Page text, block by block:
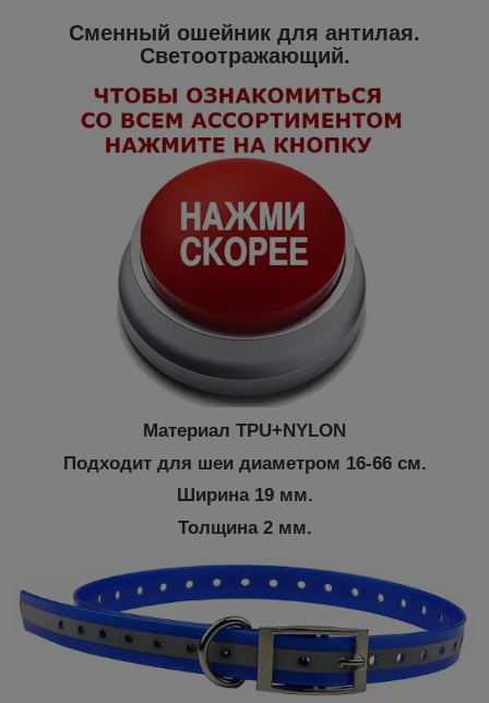
Сменный ошейник для антилая.
Светоотражающий.
Материал TPU+NYLON
Подходит для шеи диаметром 16-66 см.
Ширина 19 мм.
Толщина 2 мм.